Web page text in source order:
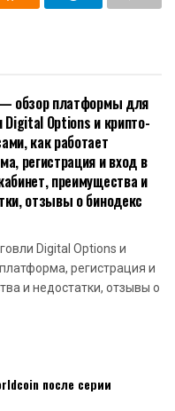
обзор платформы для
Digital Options и крипто-
как работает
регистрация и вход в
преимущества и
отзывы о бинодекс
Digital Options и
регистрация и
и недостатки, отзывы о
после серии